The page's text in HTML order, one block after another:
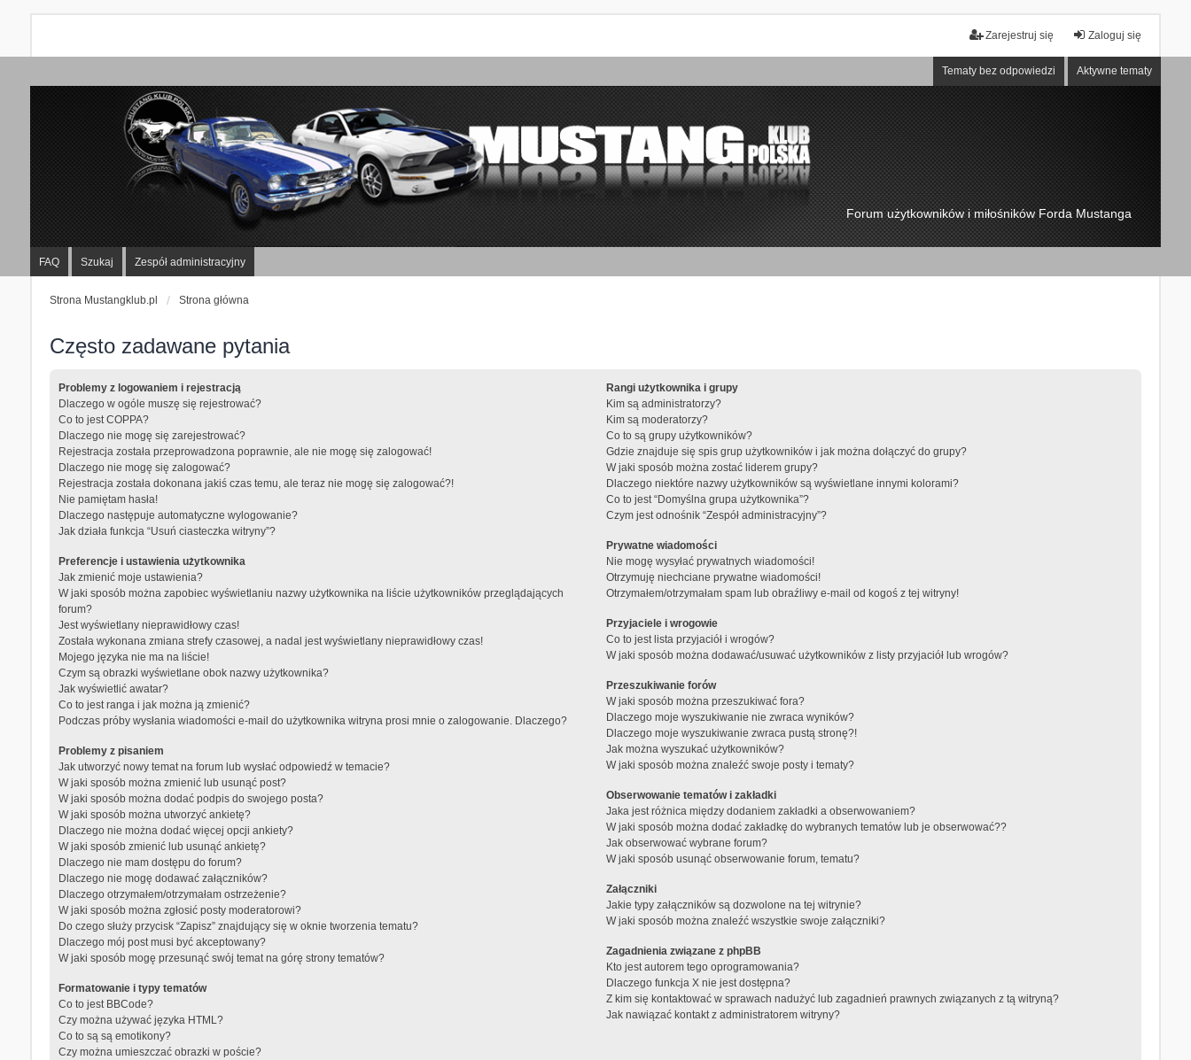
Zaloguj się
Zarejestruj się
Tematy bez odpowiedzi Aktywne tematy
Forum użytkowników i miłośników Forda Mustanga
FAQ Szukaj Zespół administracyjny
Strona Mustangklub.pl Strona główna
Często zadawane pytania
Problemy z logowaniem i rejestracją
Dlaczego w ogóle muszę się rejestrować?
Co to jest COPPA?
Dlaczego nie mogę się zarejestrować?
Rejestracja została przeprowadzona poprawnie, ale nie mogę się zalogować!
Dlaczego nie mogę się zalogować?
Rejestracja została dokonana jakiś czas temu, ale teraz nie mogę się zalogować?!
Nie pamiętam hasła!
Dlaczego następuje automatyczne wylogowanie?
Jak działa funkcja “Usuń ciasteczka witryny”?
Preferencje i ustawienia użytkownika
Jak zmienić moje ustawienia?
W jaki sposób można zapobiec wyświetlaniu nazwy użytkownika na liście użytkowników przeglądających
forum?
Jest wyświetlany nieprawidłowy czas!
Została wykonana zmiana strefy czasowej, a nadal jest wyświetlany nieprawidłowy czas!
Mojego języka nie ma na liście!
Czym są obrazki wyświetlane obok nazwy użytkownika?
Jak wyświetlić awatar?
Co to jest ranga i jak można ją zmienić?
Podczas próby wysłania wiadomości e-mail do użytkownika witryna prosi mnie o zalogowanie. Dlaczego?
Problemy z pisaniem
Jak utworzyć nowy temat na forum lub wysłać odpowiedź w temacie?
W jaki sposób można zmienić lub usunąć post?
W jaki sposób można dodać podpis do swojego posta?
W jaki sposób można utworzyć ankietę?
Dlaczego nie można dodać więcej opcji ankiety?
W jaki sposób zmienić lub usunąć ankietę?
Dlaczego nie mam dostępu do forum?
Dlaczego nie mogę dodawać załączników?
Dlaczego otrzymałem/otrzymałam ostrzeżenie?
W jaki sposób można zgłosić posty moderatorowi?
Do czego służy przycisk “Zapisz” znajdujący się w oknie tworzenia tematu?
Dlaczego mój post musi być akceptowany?
W jaki sposób mogę przesunąć swój temat na górę strony tematów?
Formatowanie i typy tematów
Co to jest BBCode?
Czy można używać języka HTML?
Co to są są emotikony?
Czy można umieszczać obrazki w poście?
Rangi użytkownika i grupy
Kim są administratorzy?
Kim są moderatorzy?
Co to są grupy użytkowników?
Gdzie znajduje się spis grup użytkowników i jak można dołączyć do grupy?
W jaki sposób można zostać liderem grupy?
Dlaczego niektóre nazwy użytkowników są wyświetlane innymi kolorami?
Co to jest “Domyślna grupa użytkownika”?
Czym jest odnośnik “Zespół administracyjny”?
Prywatne wiadomości
Nie mogę wysyłać prywatnych wiadomości!
Otrzymuję niechciane prywatne wiadomości!
Otrzymałem/otrzymałam spam lub obraźliwy e-mail od kogoś z tej witryny!
Przyjaciele i wrogowie
Co to jest lista przyjaciół i wrogów?
W jaki sposób można dodawać/usuwać użytkowników z listy przyjaciół lub wrogów?
Przeszukiwanie forów
W jaki sposób można przeszukiwać fora?
Dlaczego moje wyszukiwanie nie zwraca wyników?
Dlaczego moje wyszukiwanie zwraca pustą stronę?!
Jak można wyszukać użytkowników?
W jaki sposób można znaleźć swoje posty i tematy?
Obserwowanie tematów i zakładki
Jaka jest różnica między dodaniem zakładki a obserwowaniem?
W jaki sposób można dodać zakładkę do wybranych tematów lub je obserwować??
Jak obserwować wybrane forum?
W jaki sposób usunąć obserwowanie forum, tematu?
Załączniki
Jakie typy załączników są dozwolone na tej witrynie?
W jaki sposób można znaleźć wszystkie swoje załączniki?
Zagadnienia związane z phpBB
Kto jest autorem tego oprogramowania?
Dlaczego funkcja X nie jest dostępna?
Z kim się kontaktować w sprawach nadużyć lub zagadnień prawnych związanych z tą witryną?
Jak nawiązać kontakt z administratorem witryny?